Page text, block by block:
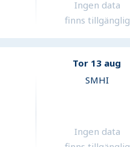
Ingen data
finns tillgänglig
Tor 13 aug
SMHI
Ingen data